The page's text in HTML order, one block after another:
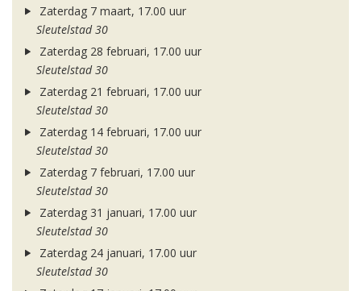
Zaterdag 7 maart, 17.00 uur
Sleutelstad 30
Zaterdag 28 februari, 17.00 uur
Sleutelstad 30
Zaterdag 21 februari, 17.00 uur
Sleutelstad 30
Zaterdag 14 februari, 17.00 uur
Sleutelstad 30
Zaterdag 7 februari, 17.00 uur
Sleutelstad 30
Zaterdag 31 januari, 17.00 uur
Sleutelstad 30
Zaterdag 24 januari, 17.00 uur
Sleutelstad 30